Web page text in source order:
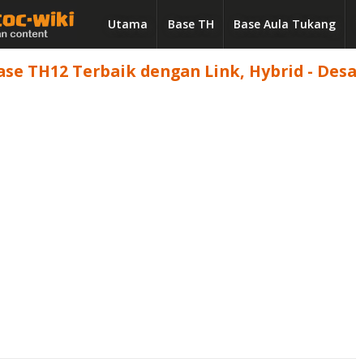
Utama Base TH Base Aula Tukang
TH12 Terbaik dengan Link, Hybrid -